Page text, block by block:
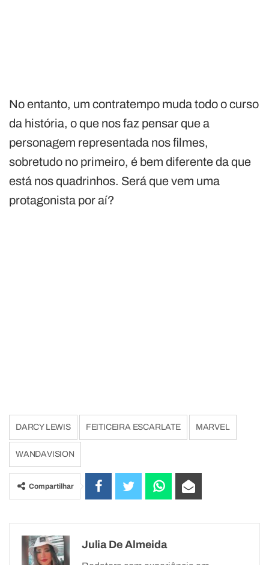
No entanto, um contratempo muda todo o curso
da história, o que nos faz pensar que a
personagem representada nos filmes,
sobretudo no primeiro, é bem diferente da que
está nos quadrinhos. Será que vem uma
protagonista por aí?
DARCY LEWIS FEITICEIRA ESCARLATE MARVEL
WANDAVISION
Compartilhar
Julia De Almeida